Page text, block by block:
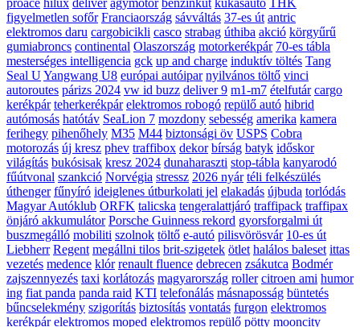
proace hilux deliver agymotor benzinkút kukásautó THK
figyelmetlen sofőr Franciaország sávváltás 37-es út antric
elektromos daru cargobicikli casco strabag úthiba akció körgyűrű
gumiabroncs continental Olaszország motorkerékpár 70-es tábla
mesterséges intelligencia gck up and charge induktív töltés Tang
Seal UYangwang U8 európai autóipar nyilvános töltő vinci
autoroutes párizs 2024 vw id buzz deliver 9 m1-m7 ételfutár cargo
kerékpár teherkerékpár elektromos robogó repülő autó hibrid
autómosás hatótáv SeaLion 7 mozdony sebesség amerika kamera
ferihegy pihenőhely M35 M44 biztonsági öv USPS Cobra
motorozás új kresz phev traffibox dekor bírság batyk időskor
világítás bukósisak kresz 2024 dunaharaszti stop-tábla kanyarodó
fűútvonal szankció Norvégia stressz 2026 nyár téli felkészülés
úthenger fűnyíró ideiglenes útburkolati jel elakadás újbuda torlódás
Magyar Autóklub ORFK talicska tengeralattjáró traffipack traffipax
önjáró akkumulátor Porsche Guinness rekord gyorsforgalmi út
buszmegálló mobiliti szolnok töltő e-autó pilisvörösvár 10-es út
Liebherr Regent megállni tilos brit-szigetek ötlet halálos baleset ittas
vezetés medence klór renault fluence debrecen zsákutca Bodmér
zajszennyezés taxi korlátozás magyarország roller citroen ami humor
ing fiat panda panda raid KTI telefonálás másnaposság büntetés
bűncselekmény szigorítás biztosítás vontatás furgon elektromos
kerékpár elektromos moped elektromos repülő pötty mooncity